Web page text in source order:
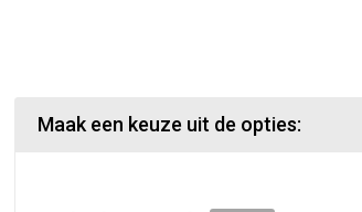
Maak een keuze uit de opties: